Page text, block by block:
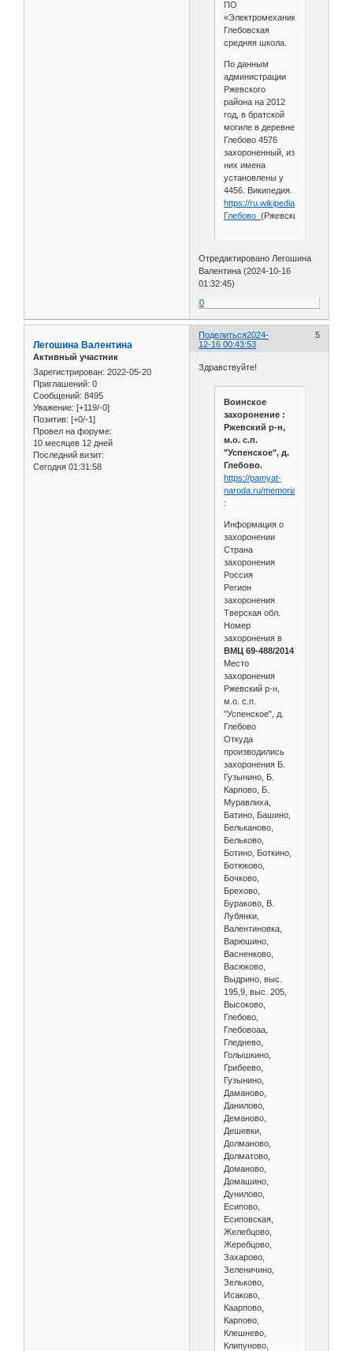
ПО
«Электромеханика»;
Глебовская
средняя школа.
По данным
администрации
Ржевского
района на 2012
год, в братской
могиле в деревне
Глебово 4576
захороненный, из
них имена
установлены у
4456. Википедия.
https://ru.wikipedia.org/wiki/
Глебово_ (Ржевский_район)
Отредактировано Легошина
Валентина (2024-10-16
01:32:45)
0
Поделиться 5
2024-
12-16 00:43:53
Легошина Валентина
Активный участник
Зарегистрирован: 2022-05-20
Приглашений: 0
Сообщений: 8495
Уважение: [+119/-0]
Позитив: [+0/-1]
Провел на форуме:
10 месяцев 12 дней
Последний визит:
Сегодня 01:31:58
Здравствуйте!
Воинское
захоронение :
Ржевский р-н,
м.о. с.п.
"Успенское", д.
Глебово.
https://pamyat-
naroda.ru/memorial/burial/
:
Информация о
захоронении
Страна
захоронения
Россия
Регион
захоронения
Тверская обл.
Номер
захоронения в
ВМЦ 69-488/2014
Место
захоронения
Ржевский р-н,
м.о. с.п.
"Успенское", д.
Глебово
Откуда
производились
захоронения Б.
Гузынино, Б.
Карпово, Б.
Муравлиха,
Батино, Башино,
Бельканово,
Бельково,
Ботино, Боткино,
Ботюково,
Бочково,
Брехово,
Бураково, В.
Лубянки,
Валентиновка,
Варюшино,
Васненково,
Васюково,
Выдрино, выс.
195,9, выс. 205,
Высоково,
Глебово,
Глебовоаа,
Гледнево,
Голышкино,
Грибеево,
Гузынино,
Даманово,
Данилово,
Деманово,
Дешевки,
Долманово,
Долматово,
Доманово,
Домашино,
Дунилово,
Есипово,
Есиповская,
Желебцово,
Жеребцово,
Захарово,
Зеленичино,
Зельково,
Исаково,
Каарпово,
Карпово,
Клешнево,
Клипуново,